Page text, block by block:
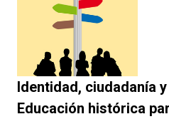
Identidad, ciudadanía
Educación histórica